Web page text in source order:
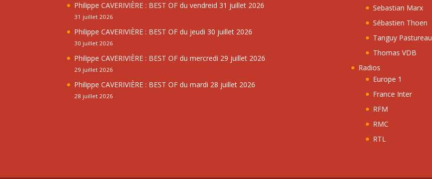
Philippe CAVERIVIÈRE : BEST OF du vendreid 31 juillet 2026
31 juillet 2026
Philippe CAVERIVIÈRE : BEST OF du jeudi 30 juillet 2026
30 juillet 2026
Philippe CAVERIVIÈRE : BEST OF du mercredi 29 juillet 2026
29 juillet 2026
Philippe CAVERIVIÈRE : BEST OF du mardi 28 juillet 2026
28 juillet 2026
Sebastian Marx
Sébastien Thoen
Tanguy Pastureau
Thomas VDB
Radios
Europe 1
France Inter
RFM
RMC
RTL